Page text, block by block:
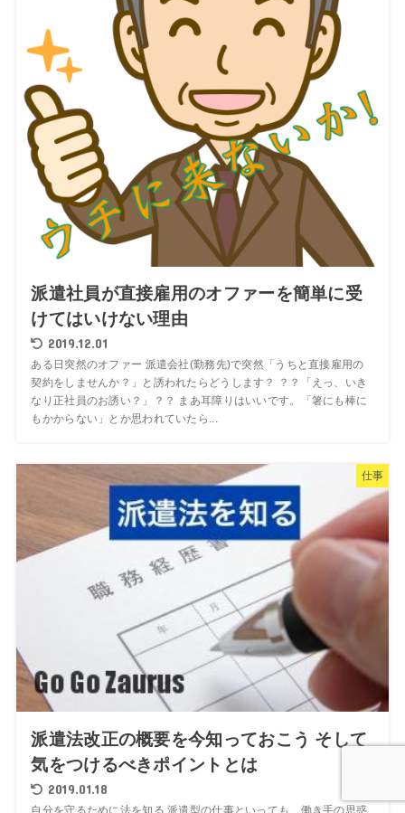
派遣社員が直接雇用のオファーを簡単に受
けてはいけない理由
2019.12.01
ある日突然のオファー 派遣会社(勤務先)で突然「うちと直接雇用の
契約をしませんか？」と誘われたらどうします？ ？？「えっ、いき
なり正社員のお誘い？」？？ まあ耳障りはいいです。「箸にも棒に
もかからない」とか思われていたら...
仕事
派遣法改正の概要を今知っておこう そして
気をつけるべきポイントとは
2019.01.18
自分を守るために法を知る 派遣型の仕事といっても、働き手の思惑